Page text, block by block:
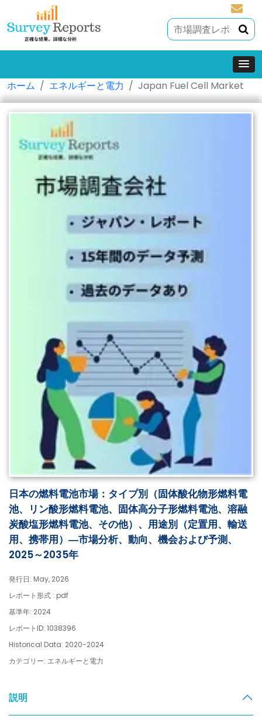
ホーム エネルギーと電力 Japan Fuel Cell Market
日本の燃料電池市場：タイプ別（固体酸化物形燃料電
池、リン酸形燃料電池、固体高分子形燃料電池、溶融
炭酸塩形燃料電池、その他）、用途別（定置用、輸送
用、携帯用）―市場分析、動向、機会および予測、
2025～2035年
発行日: May, 2026
レポート形式 : pdf
基準年: 2024
レポートID: 1038396
Historical Data: 2020-2024
カテゴリー: エネルギーと電力
説明